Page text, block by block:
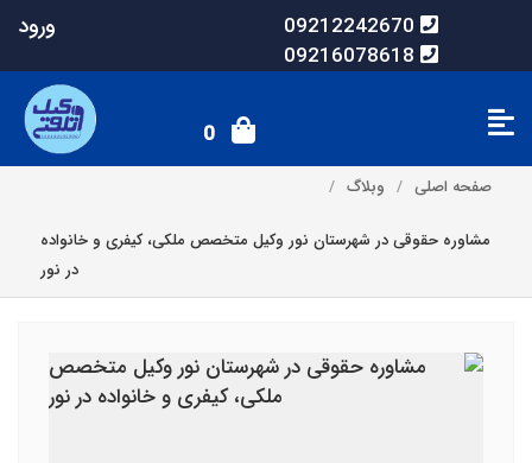
09212242670
09216078618
ورود
0
صفحه اصلی وبلاگ
مشاوره حقوقی در شهرستان نور وکیل متخصص ملکی، کیفری و خانواده
در نور